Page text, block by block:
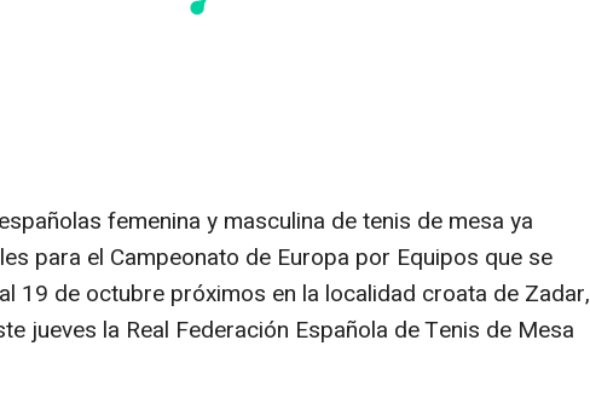
femenina y masculina de tenis de mesa ya
para el Campeonato de Europa por Equipos que se
19 de octubre próximos en la localidad croata de Zadar,
jueves la Real Federación Española de Tenis de Mesa